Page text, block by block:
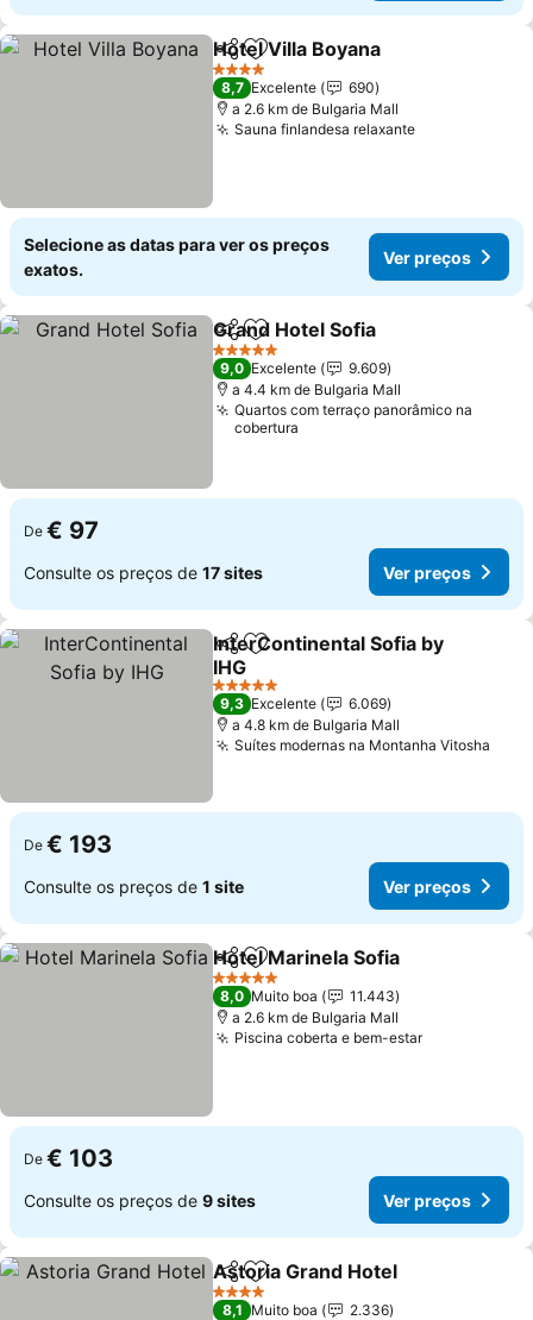
PartilharAdicionar aos favoritos
Hotel Villa Boyana
4 Estrelas
8,7 Excelente
690
a 2.6 km de Bulgaria Mall
Sauna finlandesa relaxanteVer preços
Selecione as datas para ver os preços
exatos.
Ver preços
PartilharAdicionar aos favoritos
Grand Hotel Sofia
5 Estrelas
9,0 Excelente
9.609
a 4.4 km de Bulgaria Mall
Quartos com terraço panorâmico na
cobertura
De € 97
Consulte os preços de 17 sites Ver preços
PartilharAdicionar aos favoritos
InterContinental Sofia by
IHG
Ver preços
5 Estrelas
9,3 Excelente
6.069
a 4.8 km de Bulgaria Mall
Suítes modernas na Montanha Vitosha
De € 193
Consulte os preços de 1 site Ver preços
PartilharAdicionar aos favoritos
Hotel Marinela Sofia
5 Estrelas
8,0 Muito boa
11.443
a 2.6 km de Bulgaria Mall
Piscina coberta e bem-estarVer preços
De € 103
Consulte os preços de 9 sites Ver preços
PartilharAdicionar aos favoritos
Astoria Grand Hotel
4 Estrelas
8,1 Muito boa
2.336